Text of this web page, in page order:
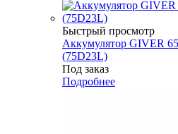
Быстрый просмотр
Аккумулятор GIVER
(75D23L)
Под заказ
Подробнее